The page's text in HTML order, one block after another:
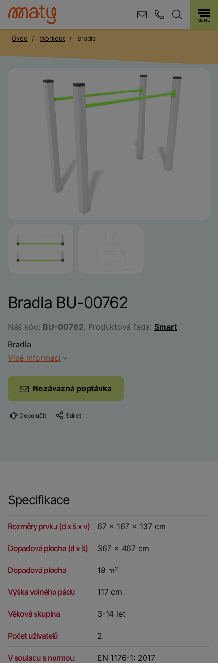
Úvod Workout Bradla
Bradla BU-00762
Náš kód: BU-00762, Produktová řada: Smart
Bradla
Více informací
Nezávazná poptávka
Doporučit Sdílet
Specifikace
Rozměry prvku (d x š x v) 67 x 167 x 137 cm
Dopadová plocha (d x š) 367 x 467 cm
Dopadová plocha 18 m²
Výška volného pádu 117 cm
Věková skupina 3-14 let
Počet uživatelů 2
V souladu s normou: EN 1176-1: 2017